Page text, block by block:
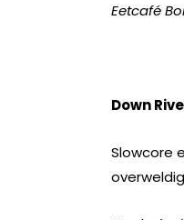
Eetcafé
Down
Slowcore